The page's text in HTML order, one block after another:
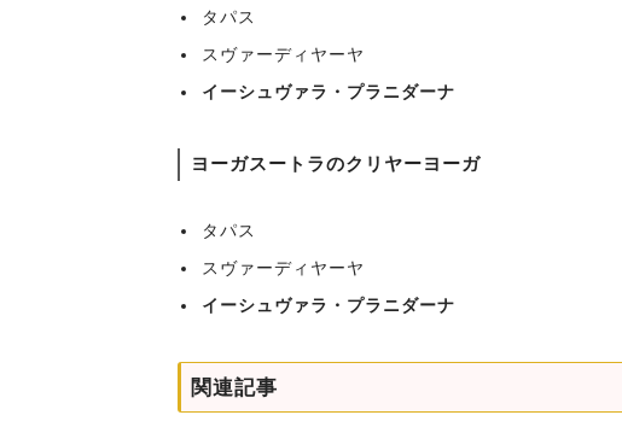
タパス
スヴァーディヤーヤ
イーシュヴァラ・プラニダーナ
ヨーガスートラのクリヤーヨーガ
タパス
スヴァーディヤーヤ
イーシュヴァラ・プラニダーナ
関連記事